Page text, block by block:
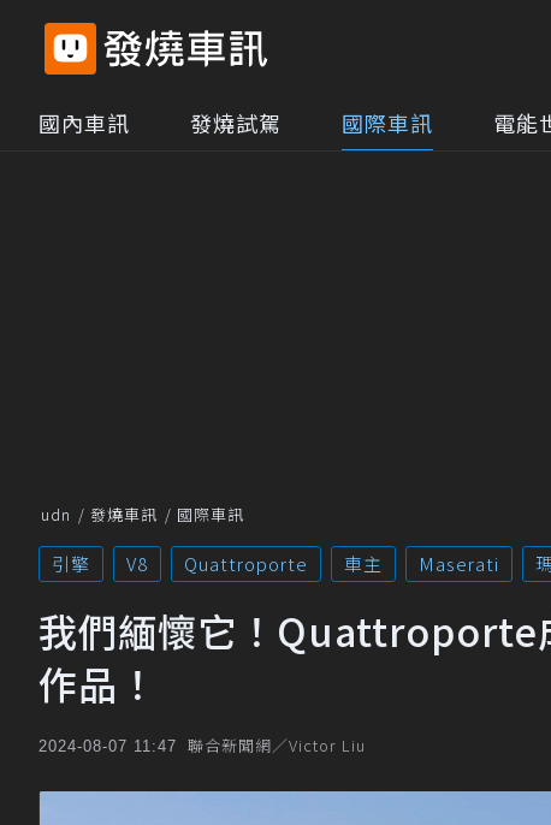
國內車訊 發燒試駕 國際車訊 電能
udn 發燒車訊 國際車訊
引擎 V8 Quattroporte 車主 Maserati
我們緬懷它！Quattroporte
作品！
2024-08-07 11:47 聯合新聞網／Victor Liu